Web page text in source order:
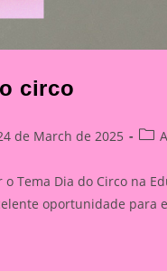
circo
de March de 2025
Post
Tema Dia do Circo na
oportunidade para